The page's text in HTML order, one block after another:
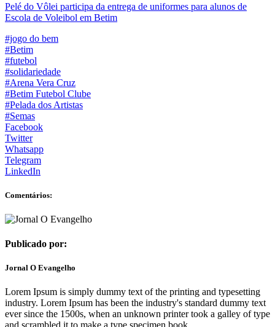
Pelé do Vôlei participa da entrega de uniformes para alunos de
Escola de Voleibol em Betim
#jogo do bem
#Betim
#futebol
#solidariedade
#Arena Vera Cruz
#Betim Futebol Clube
#Pelada dos Artistas
#Semas
Facebook
Twitter
Whatsapp
Telegram
LinkedIn
Comentários:
Publicado por:
Jornal O Evangelho
Lorem Ipsum is simply dummy text of the printing and typesetting
industry. Lorem Ipsum has been the industry's standard dummy text
ever since the 1500s, when an unknown printer took a galley of type
and scrambled it to make a type specimen book.